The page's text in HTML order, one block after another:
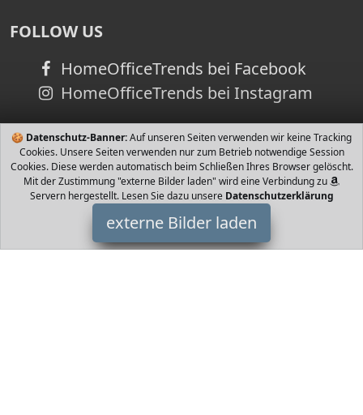
🍪 Datenschutz-Banner:Auf unseren Seiten verwenden wir keine Tracking
Cookies. Unsere Seiten verwenden nur zum Betrieb notwendige Session
Cookies. Diese werden automatisch beim Schließen Ihres Browser gelöscht.
Mit der Zustimmung "externe Bilder laden" wird eine Verbindung zu
Servern hergestellt. Lesen Sie dazu unsere Datenschutzerklärung
externe Bilder laden
FOLLOW US
HomeOfficeTrends bei Facebook
HomeOfficeTrends bei Instagram